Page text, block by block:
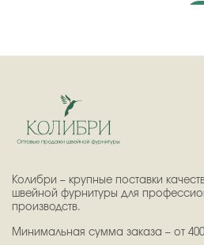
Колибри – крупные поставки
швейной фурнитуры для
производств.
Минимальная сумма заказа – от